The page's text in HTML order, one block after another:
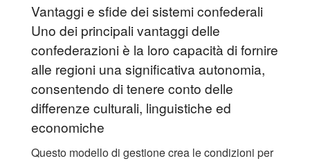
Vantaggi e sfide dei sistemi confederali
Uno dei principali vantaggi delle
confederazioni è la loro capacità di fornire
alle regioni una significativa autonomia,
consentendo di tenere conto delle
differenze culturali, linguistiche ed
economiche
Questo modello di gestione crea le condizioni per